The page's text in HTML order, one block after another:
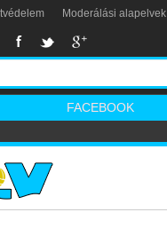
Moderálási alapelvek
FACEBOOK